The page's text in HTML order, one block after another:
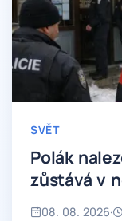
SVĚT
Polák
zůstává v
okolnosti
08. 08. 2026·